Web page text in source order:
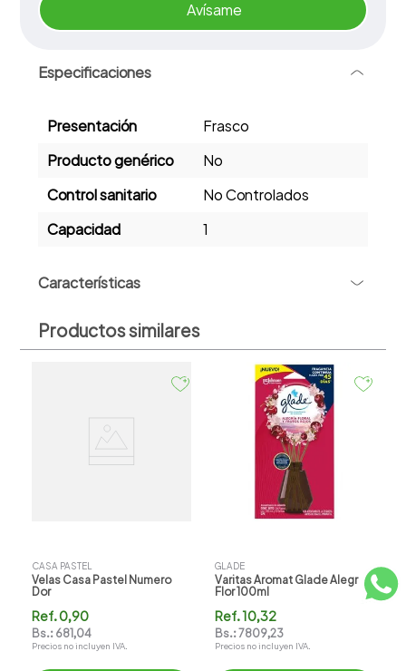
Especificaciones -
Presentación
Frasco
Producto genérico
No
Control sanitario
No Controlados
Capacidad
1
Características +
Productos similares
CASA PASTEL
Velas Casa Pastel Numero
Dor
Ref.0,90
Bs.: 681,04
Precios no incluyen IVA.
GLADE
Varitas Aromat Glade Alegr
Flor 100ml
Ref.10,32
Bs.:7809,23
Precios no incluyen IVA.